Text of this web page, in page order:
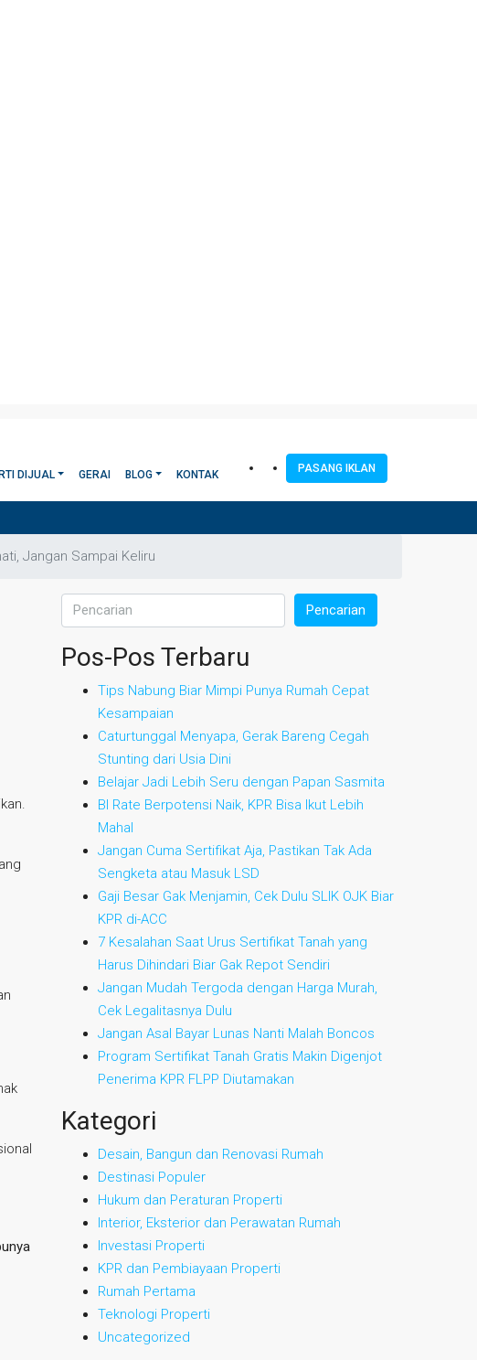
DIJUAL GERAI BLOG KONTAK
PASANG IKLAN
Jangan Sampai Keliru
Pencarian
Pos-Pos Terbaru
Tips Nabung Biar Mimpi Punya Rumah Cepat
Kesampaian
Caturtunggal Menyapa, Gerak Bareng Cegah
Stunting dari Usia Dini
Belajar Jadi Lebih Seru dengan Papan Sasmita
BI Rate Berpotensi Naik, KPR Bisa Ikut Lebih
Mahal
Jangan Cuma Sertifikat Aja, Pastikan Tak Ada
Sengketa atau Masuk LSD
Gaji Besar Gak Menjamin, Cek Dulu SLIK OJK Biar
KPR di-ACC
7 Kesalahan Saat Urus Sertifikat Tanah yang
Harus Dihindari Biar Gak Repot Sendiri
Jangan Mudah Tergoda dengan Harga Murah,
Cek Legalitasnya Dulu
Jangan Asal Bayar Lunas Nanti Malah Boncos
Program Sertifikat Tanah Gratis Makin Digenjot
Penerima KPR FLPP Diutamakan
Kategori
Desain, Bangun dan Renovasi Rumah
Destinasi Populer
Hukum dan Peraturan Properti
Interior, Eksterior dan Perawatan Rumah
Investasi Properti
KPR dan Pembiayaan Properti
Rumah Pertama
Teknologi Properti
Uncategorized